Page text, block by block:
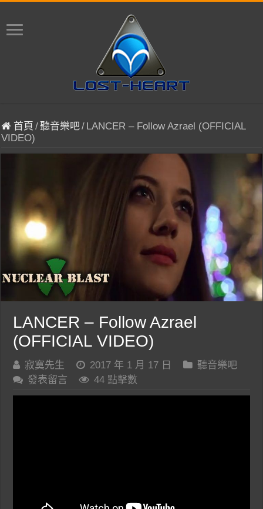
首頁 /聽音樂吧/ LANCER – Follow Azrael (OFFICIAL
VIDEO)
LANCER – Follow Azrael
(OFFICIAL VIDEO)
寂寞先生 2017 年 1 月 17 日
聽音樂吧
發表留言
44 點擊數